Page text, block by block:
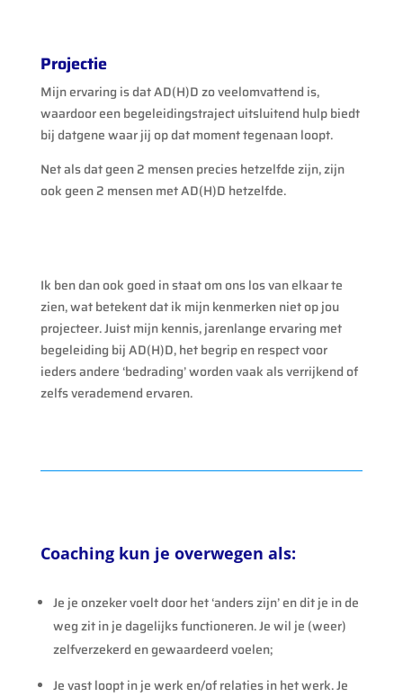
Projectie
Mijn ervaring is dat AD(H)D zo veelomvattend is,
waardoor een begeleidingstraject uitsluitend hulp biedt
bij datgene waar jij op dat moment tegenaan loopt.
Net als dat geen 2 mensen precies hetzelfde zijn, zijn
ook geen 2 mensen met AD(H)D hetzelfde.
Ik ben dan ook goed in staat om ons los van elkaar te
zien, wat betekent dat ik mijn kenmerken niet op jou
projecteer. Juist mijn kennis, jarenlange ervaring met
begeleiding bij AD(H)D, het begrip en respect voor
ieders andere ‘bedrading’ worden vaak als verrijkend of
zelfs verademend ervaren.
Coaching kun je overwegen als:
Je je onzeker voelt door het ‘anders zijn’ en dit je in de
weg zit in je dagelijks functioneren. Je wil je (weer)
zelfverzekerd en gewaardeerd voelen;
Je vast loopt in je werk en/of relaties in het werk. Je